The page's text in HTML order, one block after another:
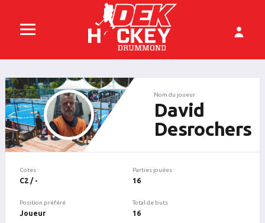
Nom du joueur
David
Desrochers
Cotes
C2 / -
Position préféré
Joueur
Parties jouées
16
Total de buts
16